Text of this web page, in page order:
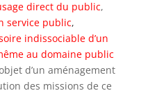
direct du public,
service public,
indissociable d’un
au domaine public
d’un aménagement
des missions de ce